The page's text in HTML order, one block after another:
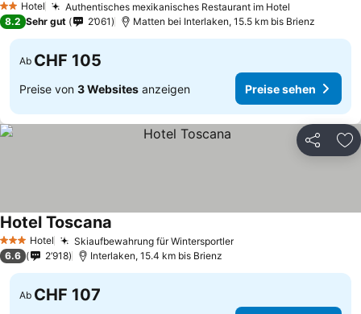
2 Sterne
Hotel Authentisches mexikanisches Restaurant im Hotel
8.2 Sehr gut 2’061 Matten bei Interlaken, 15.5 km bis Brienz
Ab CHF 105
Preise von 3 Websites anzeigen Preise sehen
Teilen
3 SterneHotel Skiaufbewahrung für Wintersportler
Hotel Toscana
6.6 2’918 Interlaken, 15.4 km bis Brienz
Ab CHF 107